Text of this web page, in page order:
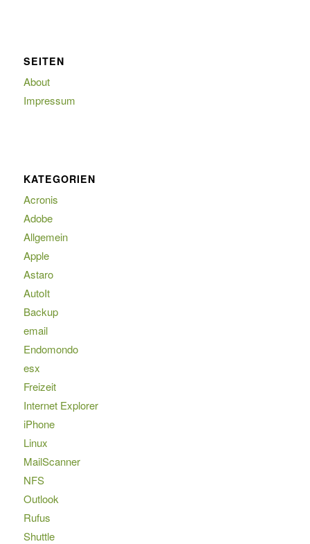
SEITEN
About
Impressum
KATEGORIEN
Acronis
Adobe
Allgemein
Apple
Astaro
AutoIt
Backup
email
Endomondo
esx
Freizeit
Internet Explorer
iPhone
Linux
MailScanner
NFS
Outlook
Rufus
Shuttle